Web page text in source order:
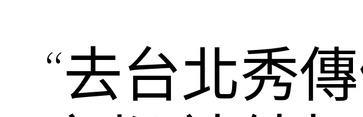
“去台北秀